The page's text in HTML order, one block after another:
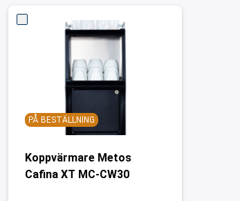
PÅ BESTÄLLNING
Koppvärmare Metos
Cafina XT MC-CW30